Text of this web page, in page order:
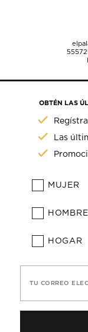
OBTÉN LAS
Las
MUJER
HOMBRE
HOGAR
TU CORREO